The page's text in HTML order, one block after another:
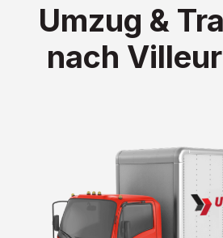
Umzug &
nach